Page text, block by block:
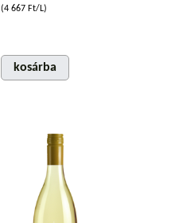
(4 667 Ft/L)
kosárba